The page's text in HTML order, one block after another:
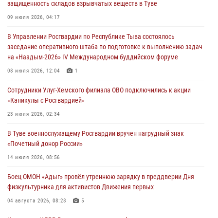
Сотрудники вневедомственной охраны приняли участие в акции
29 июля 2026, 09:41
26 сигналов «Тревога» с автотранспортов отработали экипажи
задержаний Росгвардии в Туве с начала года
В Туве офицер Росгвардии подвела итоги юбилейного личного
забега
защищенность складов взрывчатых веществ в Туве
09 июля 2026, 04:17
В Управлении Росгвардии по Республике Тыва состоялось
заседание оперативного штаба по подготовке к выполнению задач
на «Наадым-2026» IV Международном буддийском форуме
08 июля 2026, 12:04 1
Сотрудники Улуг-Хемского филиала ОВО подключились к акции
«Каникулы с Росгвардией»
23 июля 2026, 02:34
В Туве военнослужащему Росгвардии вручен нагрудный знак
«Почетный донор России»
14 июля 2026, 08:56
Боец ОМОН «Адыг» провёл утреннюю зарядку в преддверии Дня
физкультурника для активистов Движения первых
04 августа 2026, 08:28 5